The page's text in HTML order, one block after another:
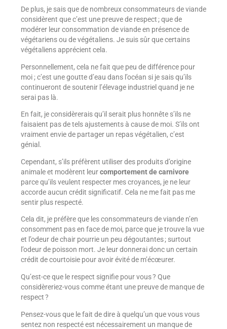
De plus, je sais que de nombreux consommateurs de viande
considèrent que c’est une preuve de respect ; que de
modérer leur consommation de viande en présence de
végétariens ou de végétaliens. Je suis sûr que certains
végétaliens apprécient cela.
Personnellement, cela ne fait que peu de différence pour
moi ; c’est une goutte d’eau dans l’océan si je sais qu’ils
continueront de soutenir l’élevage industriel quand je ne
serai pas là.
En fait, je considèrerais qu’il serait plus honnête s’ils ne
faisaient pas de tels ajustements à cause de moi. S’ils ont
vraiment envie de partager un repas végétalien, c’est
génial.
Cependant, s’ils préfèrent utiliser des produits d’origine
animale et modèrent leurcomportement de carnivore
parce qu’ils veulent respecter mes croyances, je ne leur
accorde aucun crédit significatif. Cela ne me fait pas me
sentir plus respecté.
Cela dit, je préfère que les consommateurs de viande n’en
consomment pas en face de moi, parce que je trouve la vue
et l’odeur de chair pourrie un peu dégoutantes ; surtout
l’odeur de poisson mort. Je leur donnerai donc un certain
crédit de courtoisie pour avoir évité de m’écœurer.
Qu’est-ce que le respect signifie pour vous ? Que
considèreriez-vous comme étant une preuve de manque de
respect?
Pensez-vous que le fait de dire à quelqu’un que vous vous
sentez non respecté est nécessairement un manque de